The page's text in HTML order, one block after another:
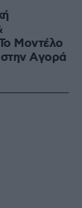
Mοντέλο
Aγορά